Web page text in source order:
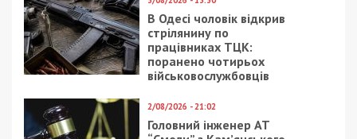
Рекламні блоки дають нам змогу
залишатися незалежними ЗМІ, а вам -
отримувати найсвіжіші новини під ними.
Приєднуйтесь також до 49000 в Google News. Слідкуйте
за останніми новинами!